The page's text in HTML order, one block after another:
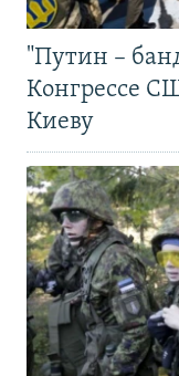
"Путин –
Конгрессе
Киеву